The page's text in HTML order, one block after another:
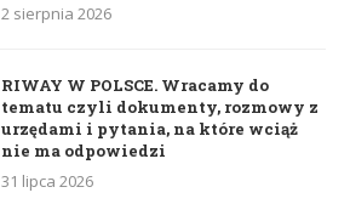
2 sierpnia 2026
RIWAY W POLSCE. Wracamy do
tematu czyli dokumenty, rozmowy z
urzędami i pytania, na które wciąż
nie ma odpowiedzi
31 lipca 2026